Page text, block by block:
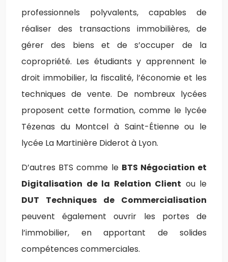
professionnels polyvalents, capables de
réaliser des transactions immobilières, de
gérer des biens et de s’occuper de la
copropriété. Les étudiants y apprennent le
droit immobilier, la fiscalité, l’économie et les
techniques de vente. De nombreux lycées
proposent cette formation, comme le lycée
Tézenas du Montcel à Saint-Étienne ou le
lycée La Martinière Diderot à Lyon.
D’autres BTS comme le BTS Négociation et
Digitalisation de la Relation Client ou le
DUT Techniques de Commercialisation
peuvent également ouvrir les portes de
l’immobilier, en apportant de solides
compétences commerciales.